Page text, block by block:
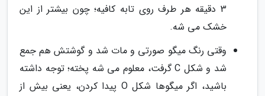
3 دقیقه هر طرف روی تابه کافیه؛ چون بیشتر از این
خشک می شه.
وقتی رنگ میگو صورتی و مات شد و گوشتش هم جمع
شد و شکل C گرفت، معلوم می شه پخته؛ توجه داشته
باشید، اگر میگوها شکل O پیدا کردن، یعنی بیش از